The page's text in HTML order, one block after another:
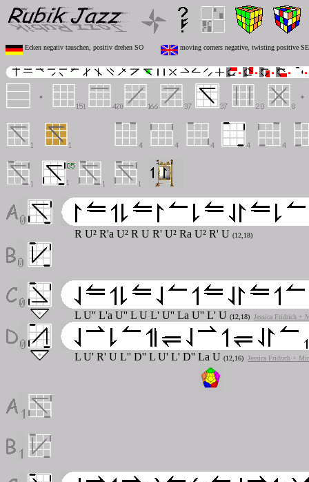
Ecken negativ tauschen, positiv drehen SO moving corners negative, twisting positive SE
R U² R'a U² R U R' U² Ra U² R' U (12,18)
L U'' L'a U'' L U L' U'' La U'' L' U (12,18) Jessica Fridrich +
L U' R' U L'' D'' L U' L' D'' La U (12,16) Jessica Fridrich +